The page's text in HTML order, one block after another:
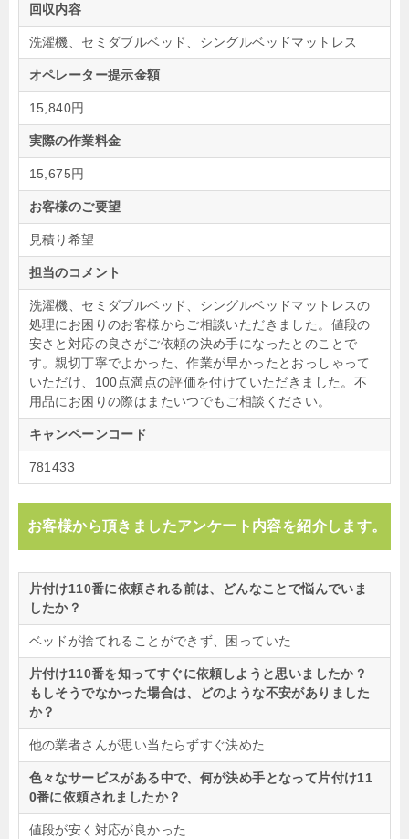
回収内容
洗濯機、セミダブルベッド、シングルベッドマットレス
オペレーター提示金額
15,840円
実際の作業料金
15,675円
お客様のご要望
見積り希望
担当のコメント
洗濯機、セミダブルベッド、シングルベッドマットレスの
処理にお困りのお客様からご相談いただきました。値段の
安さと対応の良さがご依頼の決め手になったとのことで
す。親切丁寧でよかった、作業が早かったとおっしゃって
いただけ、100点満点の評価を付けていただきました。不
用品にお困りの際はまたいつでもご相談ください。
キャンペーンコード
781433
お客様から頂きましたアンケート内容を紹介します。
片付け110番に依頼される前は、どんなことで悩んでいま
したか？
ベッドが捨てれることができず、困っていた
片付け110番を知ってすぐに依頼しようと思いましたか？
もしそうでなかった場合は、どのような不安がありました
か？
他の業者さんが思い当たらずすぐ決めた
色々なサービスがある中で、何が決め手となって片付け11
0番に依頼されましたか？
値段が安く対応が良かった